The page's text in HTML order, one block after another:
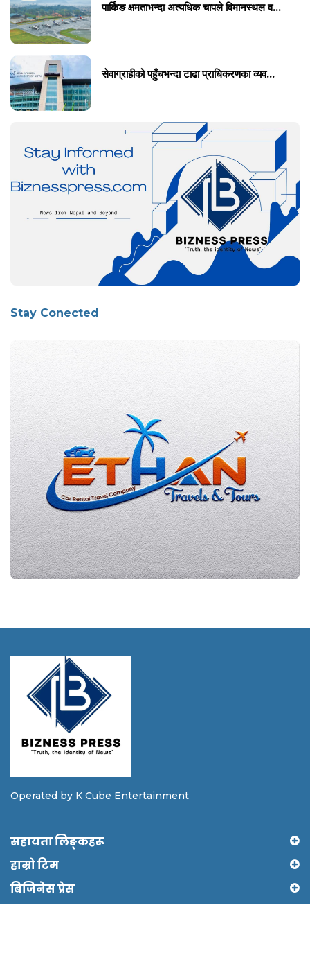
पार्किङ क्षमताभन्दा अत्यधिक चापले विमानस्थल व...
सेवाग्राहीको पहुँचभन्दा टाढा प्राधिकरणका व्यव...
Stay Conected
Operated by K Cube Entertainment
सहायता लिङ्कहरू
हाम्रो टिम
बिजिनेस प्रेस